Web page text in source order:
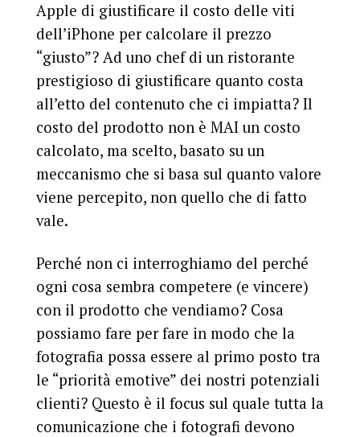
Apple di giustificare il costo delle viti
dell’iPhone per calcolare il prezzo
“giusto”? Ad uno chef di un ristorante
prestigioso di giustificare quanto costa
all’etto del contenuto che ci impiatta? Il
costo del prodotto non è MAI un costo
calcolato, ma scelto, basato su un
meccanismo che si basa sul quanto valore
viene percepito, non quello che di fatto
vale.
Perché non ci interroghiamo del perché
ogni cosa sembra competere (e vincere)
con il prodotto che vendiamo? Cosa
possiamo fare per fare in modo che la
fotografia possa essere al primo posto tra
le “priorità emotive” dei nostri potenziali
clienti? Questo è il focus sul quale tutta la
comunicazione che i fotografi devono